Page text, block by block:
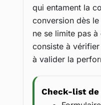
qui entament la
conversion dès
ne se limite pas
consiste à
à valider la
Check-list de